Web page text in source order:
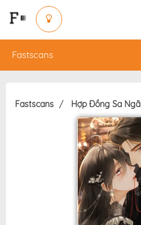
Fastscans
Fastscans Hợp Đồng Sa Ngã